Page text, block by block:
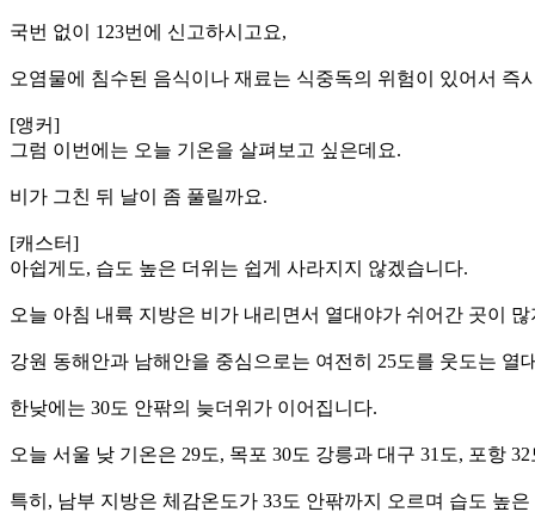
국번 없이 123번에 신고하시고요,
오염물에 침수된 음식이나 재료는 식중독의 위험이 있어서 즉
[앵커]
그럼 이번에는 오늘 기온을 살펴보고 싶은데요.
비가 그친 뒤 날이 좀 풀릴까요.
[캐스터]
아쉽게도, 습도 높은 더위는 쉽게 사라지지 않겠습니다.
오늘 아침 내륙 지방은 비가 내리면서 열대야가 쉬어간 곳이 많
강원 동해안과 남해안을 중심으로는 여전히 25도를 웃도는 열
한낮에는 30도 안팎의 늦더위가 이어집니다.
오늘 서울 낮 기온은 29도, 목포 30도 강릉과 대구 31도, 포항
특히, 남부 지방은 체감온도가 33도 안팎까지 오르며 습도 높